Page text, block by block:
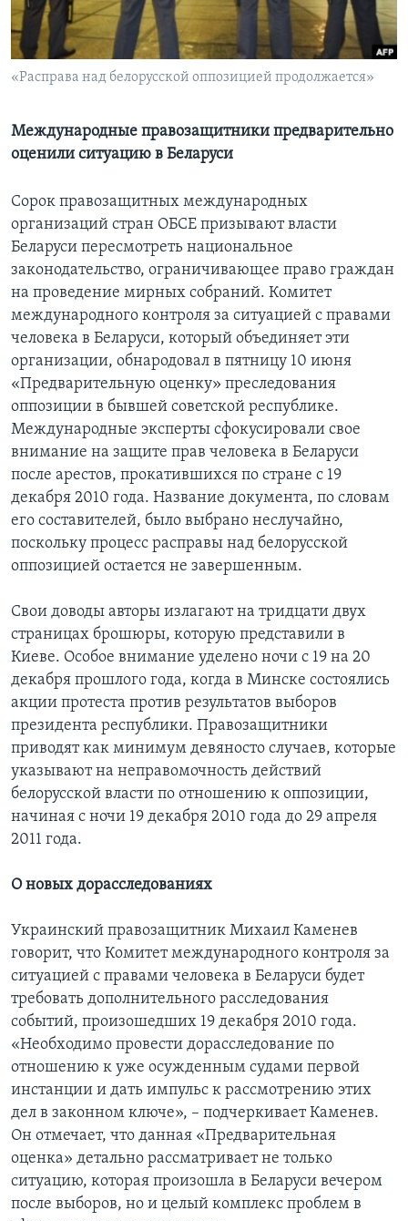
Learning English
СОЦИАЛЬНЫЕ СЕТИ
«Расправа над белорусской оппозицией продолжается»
Международные правозащитники предварительно
оценили ситуацию в Беларуси
Сорок правозащитных международных
организаций стран ОБСЕ призывают власти
Беларуси пересмотреть национальное
законодательство, ограничивающее право граждан
на проведение мирных собраний. Комитет
международного контроля за ситуацией с правами
человека в Беларуси, который объединяет эти
организации, обнародовал в пятницу 10 июня
«Предварительную оценку» преследования
оппозиции в бывшей советской республике.
Международные эксперты сфокусировали свое
внимание на защите прав человека в Беларуси
после арестов, прокатившихся по стране с 19
декабря 2010 года. Название документа, по словам
его составителей, было выбрано неслучайно,
поскольку процесс расправы над белорусской
оппозицией остается не завершенным.
Свои доводы авторы излагают на тридцати двух
страницах брошюры, которую представили в
Киеве. Особое внимание уделено ночи с 19 на 20
декабря прошлого года, когда в Минске состоялись
акции протеста против результатов выборов
президента республики. Правозащитники
приводят как минимум девяносто случаев, которые
указывают на неправомочность действий
белорусской власти по отношению к оппозиции,
начиная с ночи 19 декабря 2010 года до 29 апреля
2011 года.
О новых дорасследованиях
Украинский правозащитник Михаил Каменев
говорит, что Комитет международного контроля за
ситуацией с правами человека в Беларуси будет
требовать дополнительного расследования
событий, произошедших 19 декабря 2010 года.
«Необходимо провести дорасследование по
отношению к уже осужденным судами первой
инстанции и дать импульс к рассмотрению этих
дел в законном ключе», – подчеркивает Каменев.
Он отмечает, что данная «Предварительная
оценка» детально рассматривает не только
ситуацию, которая произошла в Беларуси вечером
после выборов, но и целый комплекс проблем в